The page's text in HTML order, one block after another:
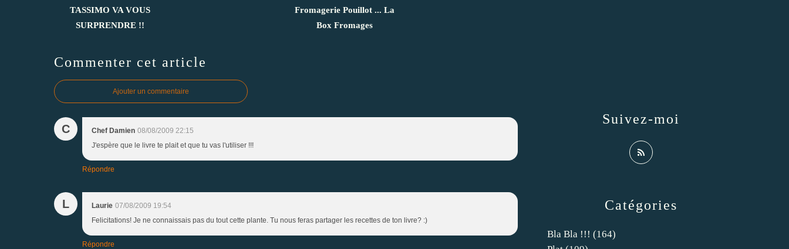
TASSIMO VA VOUS
SURPRENDRE !!
Fromagerie Pouillot ... La
Box Fromages
Commenter cet article
Ajouter un commentaire
C Chef Damien 08/08/2009 22:15
J'espère que le livre te plait et que tu vas l'utiliser !!!
Répondre
L Laurie 07/08/2009 19:54
Felicitations! Je ne connaissais pas du tout cette plante. Tu nous feras partager les recettes de ton livre? :)
Répondre
Catégories
Bla Bla !!! (164)
Suivez-moi